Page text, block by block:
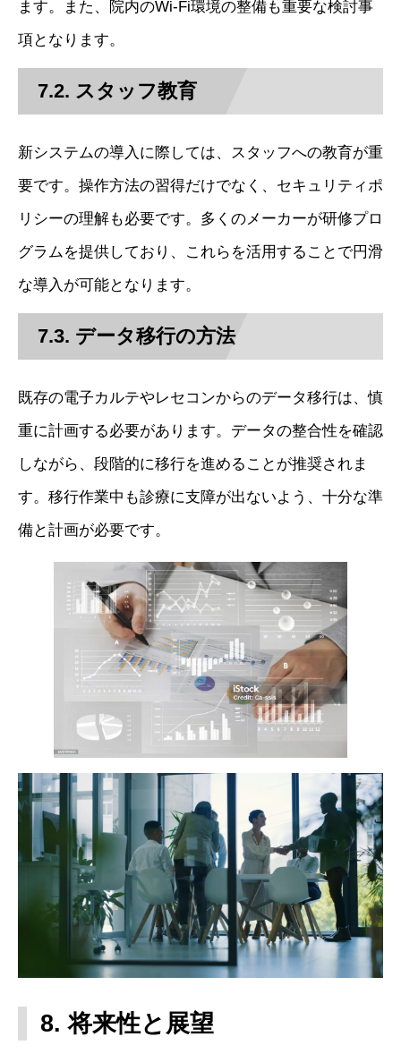
ます。また、院内のWi-Fi環境の整備も重要な検討事
項となります。
7.2. スタッフ教育
新システムの導入に際しては、スタッフへの教育が重
要です。操作方法の習得だけでなく、セキュリティポ
リシーの理解も必要です。多くのメーカーが研修プロ
グラムを提供しており、これらを活用することで円滑
な導入が可能となります。
7.3. データ移行の方法
既存の電子カルテやレセコンからのデータ移行は、慎
重に計画する必要があります。データの整合性を確認
しながら、段階的に移行を進めることが推奨されま
す。移行作業中も診療に支障が出ないよう、十分な準
備と計画が必要です。
8. 将来性と展望